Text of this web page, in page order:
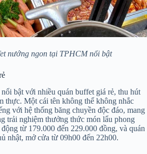
nướng ngon tại TPHCM nổi bật
bật với nhiều quán buffet giá rẻ, thu hút
thực. Một cái tên không thể không nhắc
với hệ thống băng chuyền độc đáo, mang
trải nghiệm thưởng thức món lẩu phong
từ 179.000 đến 229.000 đồng, và quán
nhật, mở cửa từ 09h00 đến 22h00.